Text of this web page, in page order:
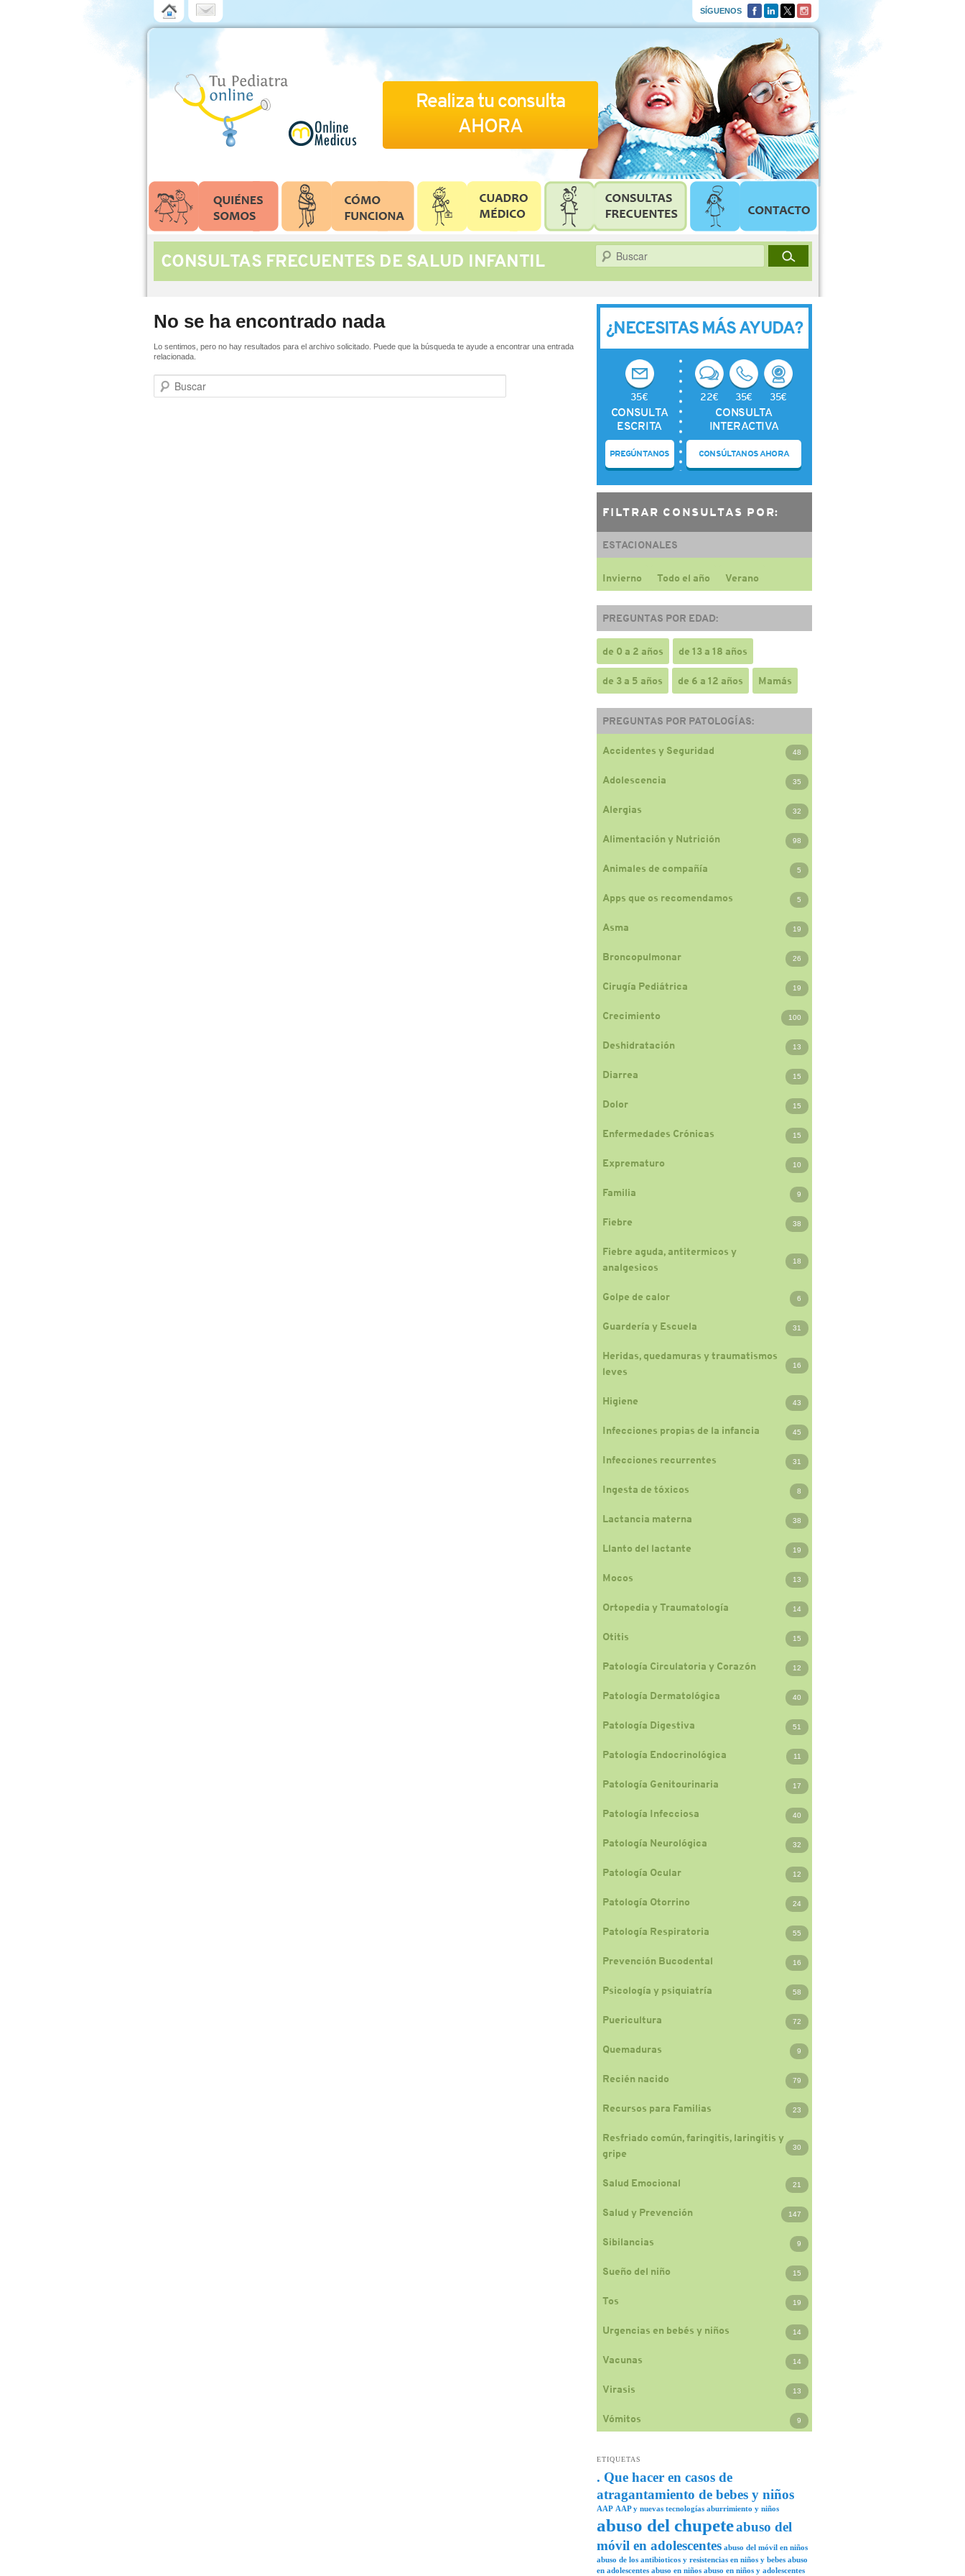
SÍGUENOS
Realiza tu consulta
AHORA
CONSULTAS FRECUENTES DE SALUD INFANTIL Buscar
No se ha encontrado nada
Lo sentimos, pero no hay resultados para el archivo solicitado. Puede que la búsqueda te ayude a encontrar una entrada
relacionada.
Buscar
¿NECESITAS MÁS AYUDA?
35€
CONSULTA
ESCRITA
PREGÚNTANOS
22€ 35€ 35€
CONSULTA
INTERACTIVA
CONSÚLTANOS AHORA
FILTRAR CONSULTAS POR:
ESTACIONALES
Invierno Todo el año Verano
PREGUNTAS POR EDAD:
de 0 a 2 años de 13 a 18 años
de 3 a 5 años de 6 a 12 años Mamás
PREGUNTAS POR PATOLOGÍAS:
Accidentes y Seguridad 48
Adolescencia 35
Alergias 32
Alimentación y Nutrición 98
Animales de compañía 5
Apps que os recomendamos 5
Asma 19
Broncopulmonar 26
Cirugía Pediátrica 19
Crecimiento 100
Deshidratación 13
Diarrea 15
Dolor 15
Enfermedades Crónicas 15
Exprematuro 10
Familia 9
Fiebre 38
Fiebre aguda, antitermicos y
analgesicos
18
Golpe de calor 6
Guardería y Escuela 31
Heridas, quedamuras y traumatismos
leves
16
Higiene 43
Infecciones propias de la infancia 45
Infecciones recurrentes 31
Ingesta de tóxicos 8
Lactancia materna 38
Llanto del lactante 19
Mocos 13
Ortopedia y Traumatología 14
Otitis 15
Patología Circulatoria y Corazón 12
Patología Dermatológica 40
Patología Digestiva 51
Patología Endocrinológica 11
Patología Genitourinaria 17
Patología Infecciosa 40
Patología Neurológica 32
Patología Ocular 12
Patología Otorrino 24
Patología Respiratoria 55
Prevención Bucodental 16
Psicología y psiquiatría 58
Puericultura 72
Quemaduras 9
Recién nacido 79
Recursos para Familias 23
Resfriado común, faringitis, laringitis y
gripe
30
Salud Emocional 21
Salud y Prevención 147
Sibilancias 9
Sueño del niño 15
Tos 19
Urgencias en bebés y niños 14
Vacunas 14
Virasis 13
Vómitos 9
ETIQUETAS
. Que hacer en casos de
atragantamiento de bebes y niños
AAP AAP y nuevas tecnologías aburrimiento y niños
abuso del chupeteabuso del
móvil en adolescentes abuso del móvil en niños
abuso de los antibioticos y resistencias en niños y bebes abuso
en adolescentes abuso en niños abuso en niños y adolescentes